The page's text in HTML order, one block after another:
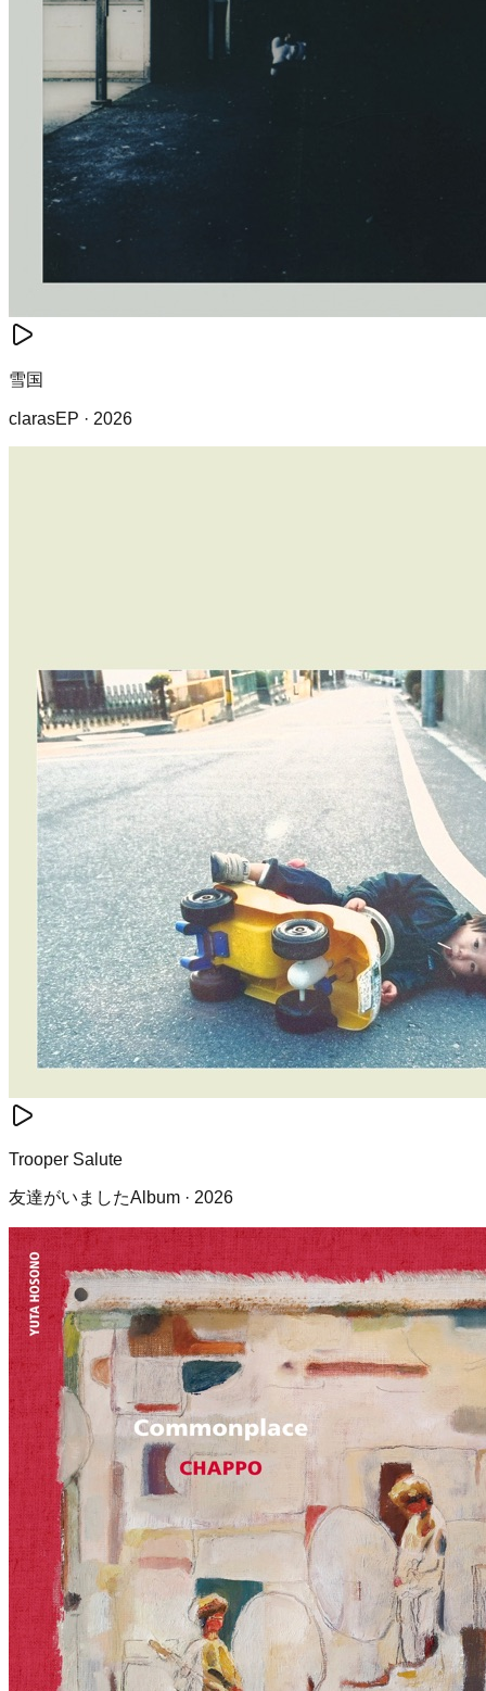
雪国
clarasEP · 2026
Trooper Salute
友達がいましたAlbum · 2026